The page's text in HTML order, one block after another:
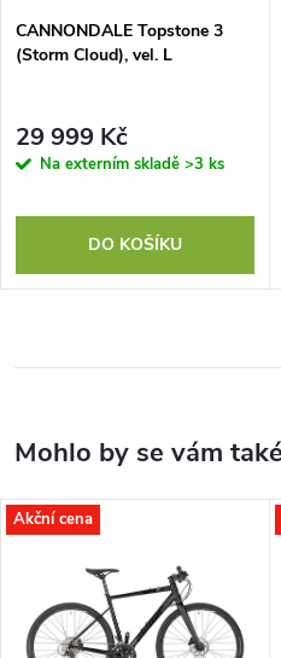
CANNONDALE Topstone 3
(Storm Cloud), vel. L
29 999 Kč
Na externím skladě >3 ks
DO KOŠÍKU
Akční cena